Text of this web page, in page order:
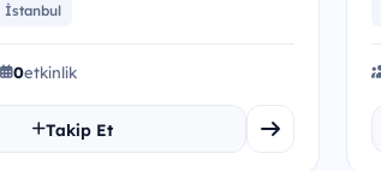
İstanbul
0etkinlik
Takip Et